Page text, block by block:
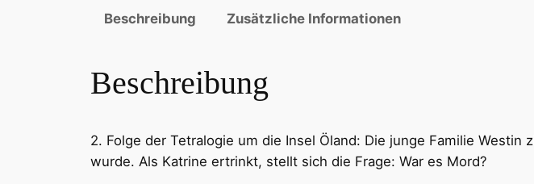
Beschreibung
Zusätzliche Informationen
Beschreibung
2. Folge der Tetralogie um die Insel Öland: Die junge Familie
wurde. Als Katrine ertrinkt, stellt sich die Frage: War es Mord?